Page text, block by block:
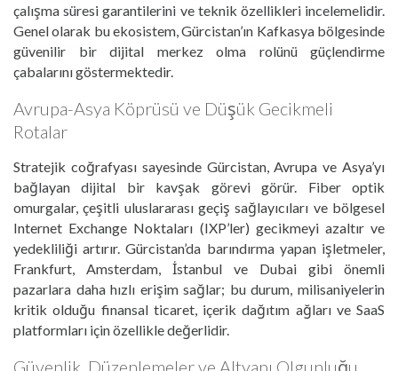
çalışma süresi garantilerini ve teknik özellikleri incelemelidir.
Genel olarak bu ekosistem, Gürcistan’ın Kafkasya bölgesinde
güvenilir bir dijital merkez olma rolünü güçlendirme
çabalarını göstermektedir.
Avrupa-Asya Köprüsü ve Düşük Gecikmeli
Rotalar
Stratejik coğrafyası sayesinde Gürcistan, Avrupa ve Asya’yı
bağlayan dijital bir kavşak görevi görür. Fiber optik
omurgalar, çeşitli uluslararası geçiş sağlayıcıları ve bölgesel
Internet Exchange Noktaları (IXP’ler) gecikmeyi azaltır ve
yedekliliği artırır. Gürcistan’da barındırma yapan işletmeler,
Frankfurt, Amsterdam, İstanbul ve Dubai gibi önemli
pazarlara daha hızlı erişim sağlar; bu durum, milisaniyelerin
kritik olduğu finansal ticaret, içerik dağıtım ağları ve SaaS
platformları için özellikle değerlidir.